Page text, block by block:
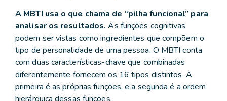
A MBTI usa o que chama de “pilha funcional” para
analisar os resultados. As funções cognitivas
podem ser vistas como ingredientes que compõem o
tipo de personalidade de uma pessoa. O MBTI conta
com duas características-chave que combinadas
diferentemente fornecem os 16 tipos distintos. A
primeira é as próprias funções, e a segunda é a ordem